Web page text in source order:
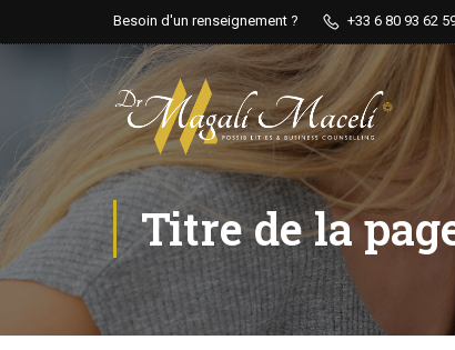
Besoin d'un renseignement ? +33 6 80 93 62
Titre de la